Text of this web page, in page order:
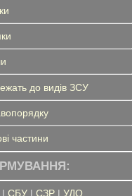
до видів ЗСУ
частини
| СБУ| СЗР| УДО